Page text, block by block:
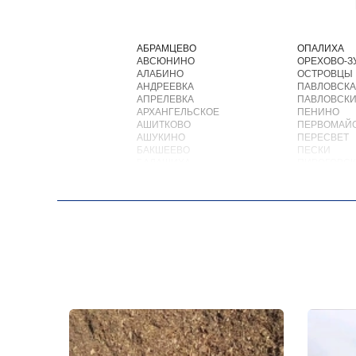
АБРАМЦЕВО
АВСЮНИНО
АЛАБИНО
АНДРЕЕВКА
АПРЕЛЕВКА
АРХАНГЕЛЬСКОЕ
АШИТКОВО
АШУКИНО
БАКШЕЕВО
БЕЛООЗЕРСКИЙ
БРОННИЦЫ
БУРЦЕВО
БУТОВО
БЫКОВО
ОПАЛИХА
ОРЕХОВО-
ОСТРОВЦЫ
ПЕНИНО
ПЕРЕСВЕТ
ПЕСКИ
ПОСЕЛОК
ПОСЕЛОК